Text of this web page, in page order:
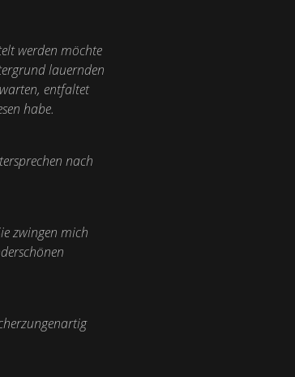
werden möchte
lauernden
entfaltet
habe.
nach
zwingen mich